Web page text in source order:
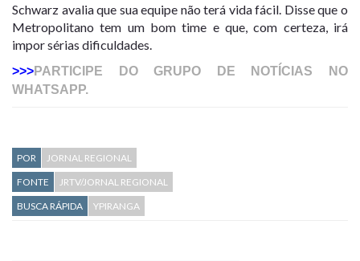
Schwarz avalia que sua equipe não terá vida fácil. Disse que o
Metropolitano tem um bom time e que, com certeza, irá
impor sérias dificuldades.
>>>PARTICIPE DO GRUPO DE NOTÍCIAS NO
WHATSAPP.
POR
JORNAL REGIONAL
FONTE
JRTV/JORNAL REGIONAL
BUSCA RÁPIDA
YPIRANGA